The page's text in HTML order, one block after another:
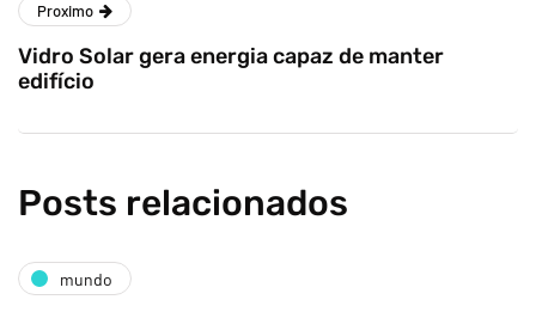
Proximo
Vidro Solar gera energia capaz de manter
edifício
Posts relacionados
mundo